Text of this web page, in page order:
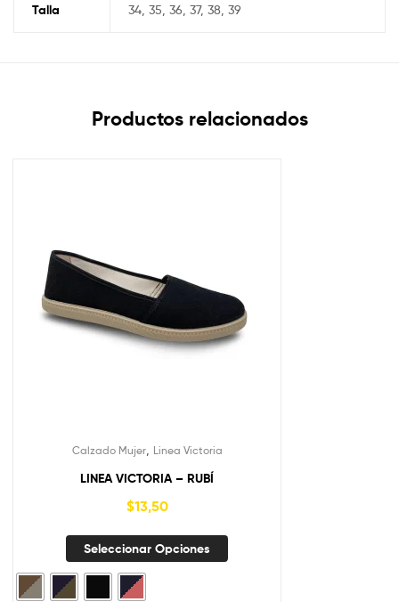
Talla 34, 35, 36, 37, 38, 39
Productos relacionados
Calzado Mujer, Linea Victoria
LINEA VICTORIA – RUBÍ
$13,50
Seleccionar Opciones